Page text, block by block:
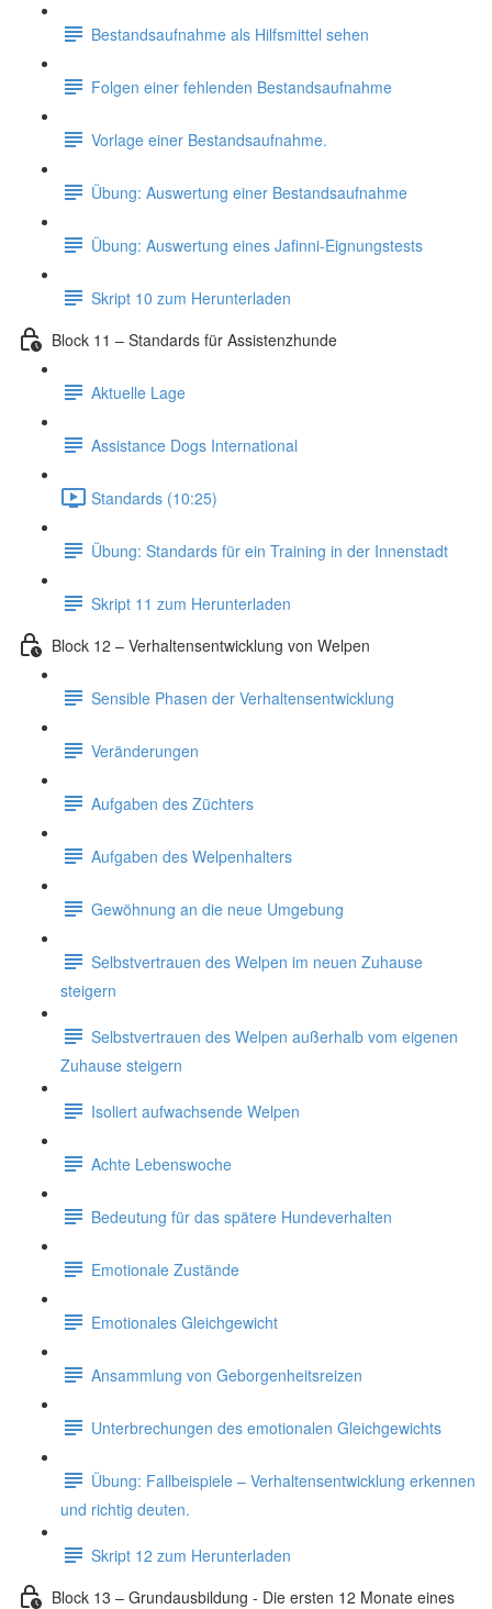
Bestandsaufnahme als Hilfsmittel sehen
Folgen einer fehlenden Bestandsaufnahme
Vorlage einer Bestandsaufnahme.
Übung: Auswertung einer Bestandsaufnahme
Übung: Auswertung eines Jafinni-Eignungstests
Skript 10 zum Herunterladen
Block 11 – Standards für Assistenzhunde
Aktuelle Lage
Assistance Dogs International
Standards (10:25)
Übung: Standards für ein Training in der Innenstadt
Skript 11 zum Herunterladen
Block 12 – Verhaltensentwicklung von Welpen
Sensible Phasen der Verhaltensentwicklung
Veränderungen
Aufgaben des Züchters
Aufgaben des Welpenhalters
Gewöhnung an die neue Umgebung
Selbstvertrauen des Welpen im neuen Zuhause
steigern
Selbstvertrauen des Welpen außerhalb vom eigenen
Zuhause steigern
Isoliert aufwachsende Welpen
Achte Lebenswoche
Bedeutung für das spätere Hundeverhalten
Emotionale Zustände
Emotionales Gleichgewicht
Ansammlung von Geborgenheitsreizen
Unterbrechungen des emotionalen Gleichgewichts
Übung: Fallbeispiele – Verhaltensentwicklung erkennen
und richtig deuten.
Skript 12 zum Herunterladen
Block 13 – Grundausbildung - Die ersten 12 Monate eines